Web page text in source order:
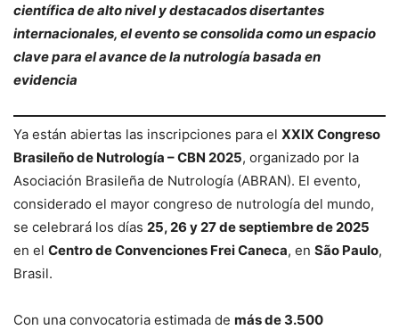
científica de alto nivel y destacados disertantes
internacionales, el evento se consolida como un espacio
clave para el avance de la nutrología basada en
evidencia
Ya están abiertas las inscripciones para el XXIX Congreso
Brasileño de Nutrología – CBN 2025, organizado por la
Asociación Brasileña de Nutrología (ABRAN). El evento,
considerado el mayor congreso de nutrología del mundo,
se celebrará los días 25, 26 y 27 de septiembre de 2025
en el Centro de Convenciones Frei Caneca, en São Paulo,
Brasil.
Con una convocatoria estimada de más de 3.500